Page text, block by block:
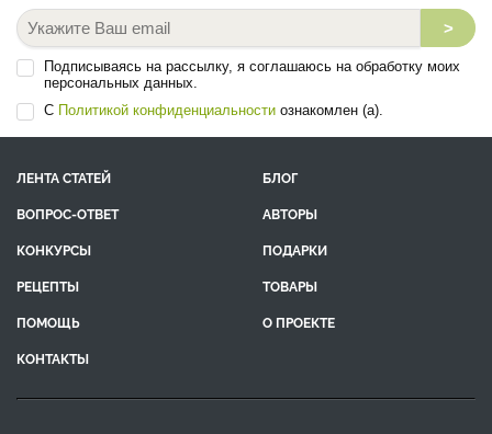
>
Подписываясь на рассылку, я соглашаюсь на обработку моих
персональных данных.
С Политикой конфиденциальности ознакомлен (а).
ЛЕНТА СТАТЕЙ
БЛОГ
ВОПРОС-ОТВЕТ
АВТОРЫ
КОНКУРСЫ
ПОДАРКИ
РЕЦЕПТЫ
ТОВАРЫ
ПОМОЩЬ
О ПРОЕКТЕ
КОНТАКТЫ